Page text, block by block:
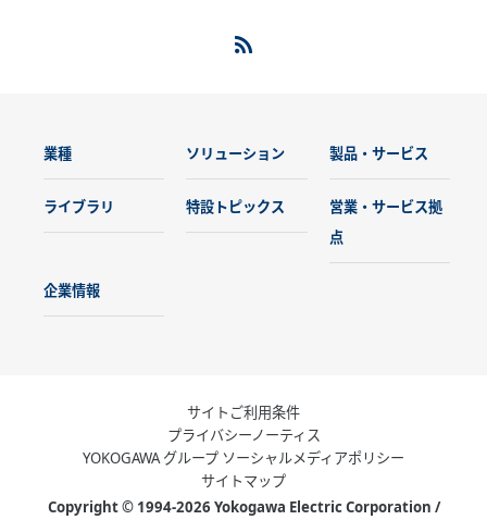
業種 ソリューション 製品・サービス
ライブラリ 特設トピックス
営業・サービス拠
点
企業情報
サイトご利用条件
プライバシーノーティス
YOKOGAWA グループ ソーシャルメディアポリシー
サイトマップ
Copyright © 1994-2026 Yokogawa Electric Corporation /